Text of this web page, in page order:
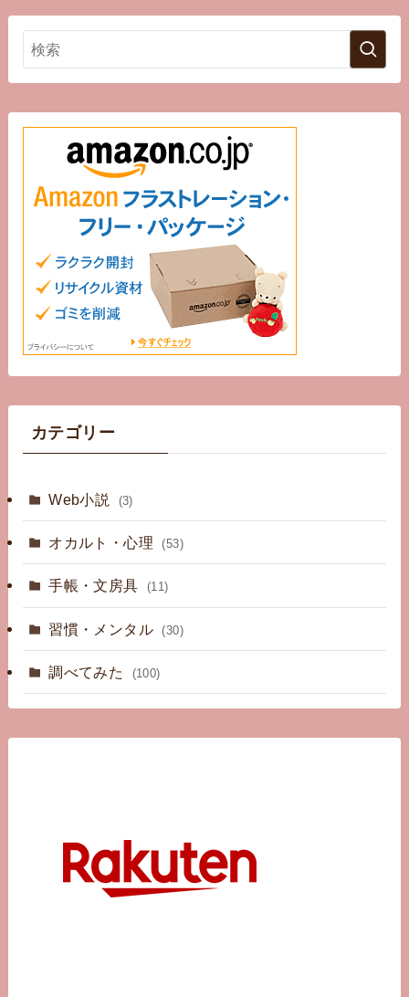
カテゴリー
Web小説 (3)
オカルト・心理 (53)
手帳・文房具 (11)
習慣・メンタル (30)
調べてみた (100)